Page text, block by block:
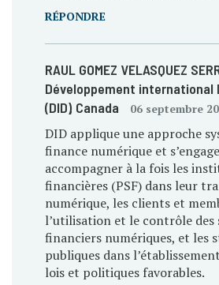
RÉPONDRE
RAUL GOMEZ VELASQUEZ
Développement international
(DID), Canada 06 septembre
DID applique une approche
finance numérique et
accompagner à la fois les
financières (PSF) dans leur
numérique, les clients et
l’utilisation et le contrôle des
financiers numériques, et les
publiques dans
lois et politiques favorables.